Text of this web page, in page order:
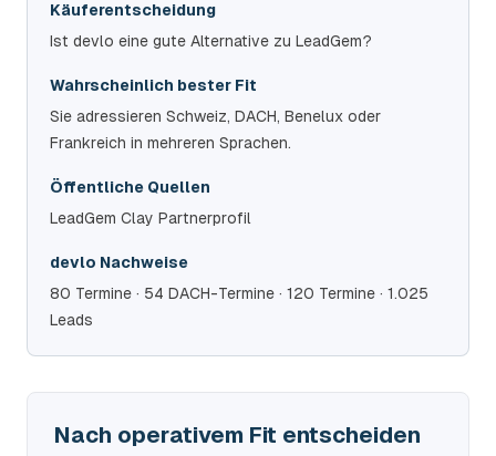
Käuferentscheidung
Ist devlo eine gute Alternative zu LeadGem?
Wahrscheinlich bester Fit
Sie adressieren Schweiz, DACH, Benelux oder
Frankreich in mehreren Sprachen.
Öffentliche Quellen
LeadGem Clay Partnerprofil
devlo Nachweise
80 Termine · 54 DACH-Termine · 120 Termine · 1.025
Leads
Nach operativem Fit entscheiden